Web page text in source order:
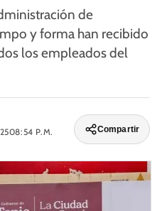
de
y forma han recibido
los empleados del
08:54 P.M.
Compartir